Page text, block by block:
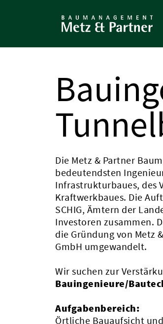
Die Metz & Partner
bedeutendsten
Infrastrukturbaues, des
Kraftwerkbaues. Die
SCHIG, Ämtern der
Investoren zusammen.
die Gründung von Metz
GmbH umgewandelt.
Wir suchen zur
Bauingenieure/
Aufgabenbereich:
Örtliche Bauaufsicht